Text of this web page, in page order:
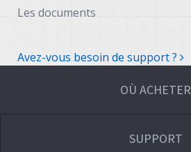
Les documents
Avez-vous besoin de support ?
OÙ ACHETER
SUPPORT